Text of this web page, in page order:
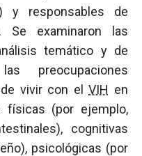
y responsables de
Se examinaron las
temático y de
preocupaciones
de vivir con elVIH en
físicas (por ejemplo,
cognitivas
psicológicas (por